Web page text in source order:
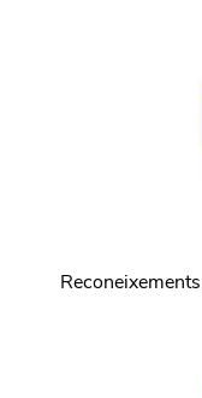
Reconeixements